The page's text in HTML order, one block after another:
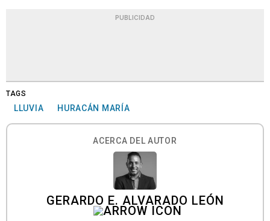
PUBLICIDAD
TAGS
LLUVIA HURACÁN MARÍA
ACERCA DEL AUTOR
GERARDO E. ALVARADO LEÓN